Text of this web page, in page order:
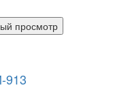
просмотр
913